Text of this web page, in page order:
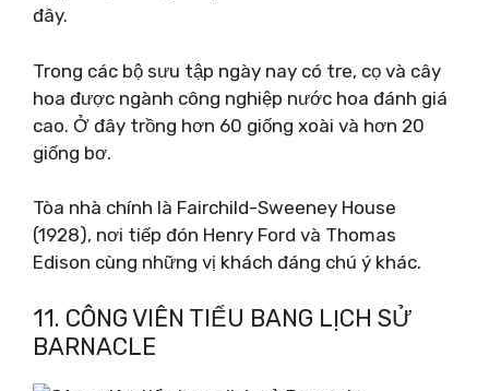
đây.
Trong các bộ sưu tập ngày nay có tre, cọ và cây
hoa được ngành công nghiệp nước hoa đánh giá
cao. Ở đây trồng hơn 60 giống xoài và hơn 20
giống bơ.
Tòa nhà chính là Fairchild-Sweeney House
(1928), nơi tiếp đón Henry Ford và Thomas
Edison cùng những vị khách đáng chú ý khác.
11. CÔNG VIÊN TIỂU BANG LỊCH SỬ
BARNACLE